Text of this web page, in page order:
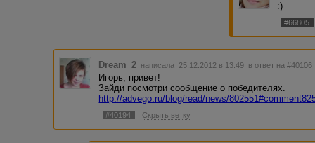
:)
#66805
Dream_2 написала 25.12.2012 в 13:49 в ответ на #40106
Игорь, привет!
Зайди посмотри сообщение о победителях.
http://advego.ru/blog/read/news/
#40194 Скрыть ветку